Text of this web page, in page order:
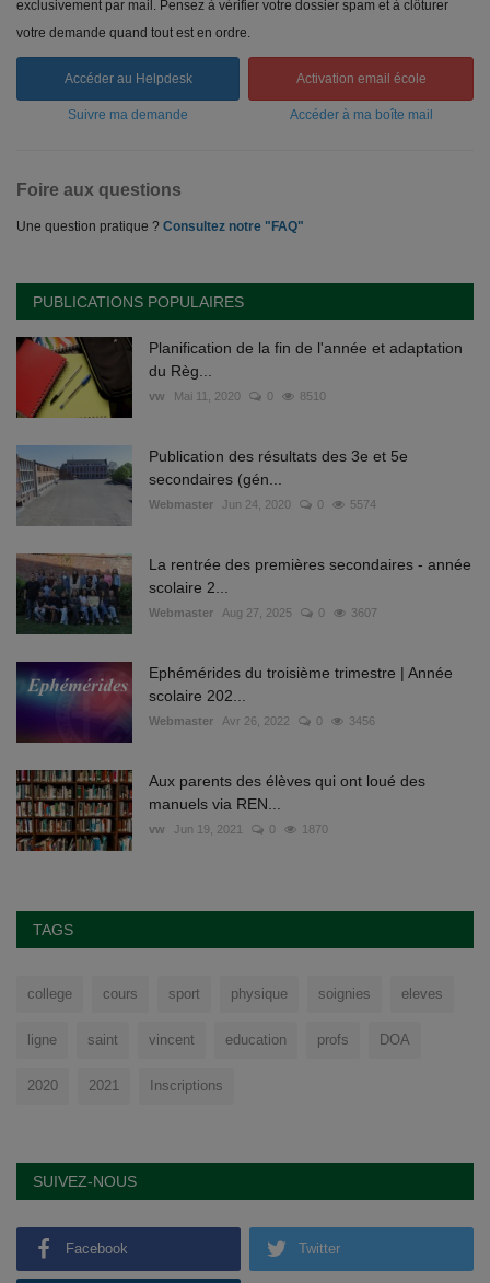
exclusivement par mail. Pensez à vérifier votre dossier spam et à clôturer
votre demande quand tout est en ordre.
Accéder au Helpdesk Activation email école
Suivre ma demande Accéder à ma boîte mail
Foire aux questions
Une question pratique ? Consultez notre "FAQ"
PUBLICATIONS POPULAIRES
Planification de la fin de l'année et adaptation
du Règ...
vw Mai 11, 2020 0 8510
Publication des résultats des 3e et 5e
secondaires (gén...
Webmaster Jun 24, 2020 0 5574
La rentrée des premières secondaires - année
scolaire 2...
Webmaster Aug 27, 2025 0 3607
Ephémérides du troisième trimestre | Année
scolaire 202...
Webmaster Avr 26, 2022 0 3456
Aux parents des élèves qui ont loué des
manuels via REN...
vw Jun 19, 2021 0 1870
TAGS
college cours sport physique soignies eleves
ligne saint vincent education profs DOA
2020 2021 Inscriptions
SUIVEZ-NOUS
Facebook Twitter